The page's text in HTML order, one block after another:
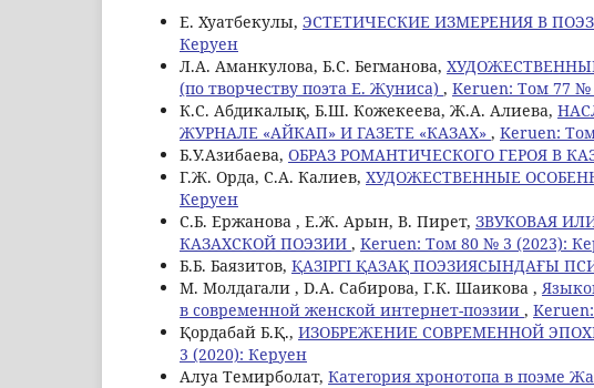
Е. Хуатбекулы, ЭСТЕТИЧЕСКИЕ ИЗМЕРЕНИЯ В
Керуен
Л.А. Аманкулова, Б.С. Бегманова,
(по творчеству поэта Е. Жуниса) , Keruen: Том 77 №
К.С. Aбдикалық, Б.Ш. Кожекеева, Ж.А. Алиева,
ЖУРНАЛЕ «АЙКАП» И ГАЗЕТЕ «КАЗАХ» , Keruen:
Б.У.Азибаева, ОБРАЗ РОМАНТИЧЕСКОГО ГЕРОЯ В
Г.Ж. Орда, C.А. Калиев, ХУДОЖЕСТВЕННЫЕ
Керуен
С.Б. Ержанова , Е.Ж. Арын, В. Пирет, ЗВУКОВАЯ
КАЗАХСКОЙ ПОЭЗИИ , Keruen: Том 80 № 3 (2023):
Б.Б. Баязитов, ҚАЗІРГІ ҚАЗАҚ ПОЭЗИЯСЫНДАҒЫ
М. Молдагали , D.А. Сабирова, Г.К. Шаикова ,
в современной женской интернет-поэзии ,
Қордабай Б.Қ., ИЗОБРЕЖЕНИЕ СОВРЕМЕННОЙ
3 (2020): Керуен
Алуа Темирболат, Категория хронотопа в поэме